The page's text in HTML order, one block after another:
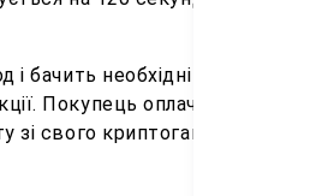
і бачить необхідні дані для
Покупець оплачує покупку
зі свого криптогаманця.